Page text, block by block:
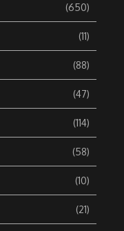
(650)
(11)
(88)
(47)
(114)
(58)
(10)
(21)